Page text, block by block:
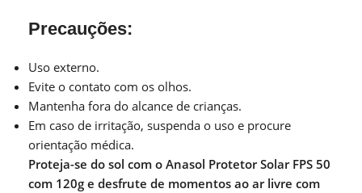
Precauções:
Uso externo.
Evite o contato com os olhos.
Mantenha fora do alcance de crianças.
Em caso de irritação, suspenda o uso e procure
orientação médica.
Proteja-se do sol com o Anasol Protetor Solar FPS 50
com 120g e desfrute de momentos ao ar livre com